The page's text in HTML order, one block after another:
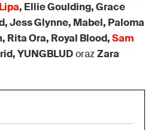
, Ellie Goulding, Grace
Jess Glynne, Mabel, Paloma
Rita Ora, Royal Blood,Sam
YUNGBLUDorazZara